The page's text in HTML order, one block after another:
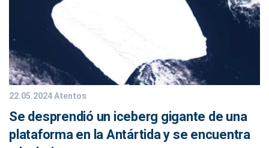
22.05.2024Atentos
Se desprendió un iceberg gigante de una
plataforma en la Antártida y se encuentra